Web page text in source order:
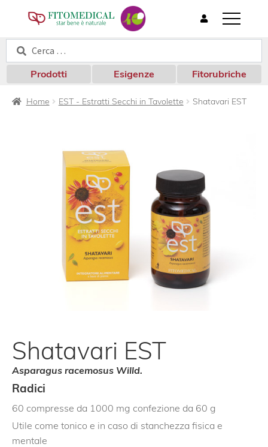
T
o
g
l
e
n
a
Cerca:
Cerca
Prodotti Esigenze Fitorubriche
Home EST - Estratti Secchi in Tavolette Shatavari EST
Shatavari EST
Asparagus racemosus Willd.
Radici
60 compresse da 1000 mg confezione da 60 g
Utile come tonico e in caso di stanchezza fisica e
mentale